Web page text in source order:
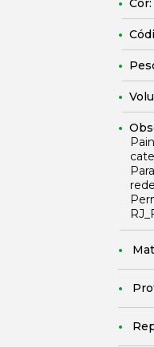
Cor: